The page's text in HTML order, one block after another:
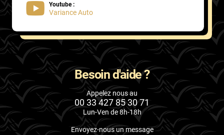
Youtube :
Variance Auto
Besoin d'aide ?
Appelez nous au
00 33 427 85 30 71
Lun-Ven de 8h-18h
Envoyez-nous un message